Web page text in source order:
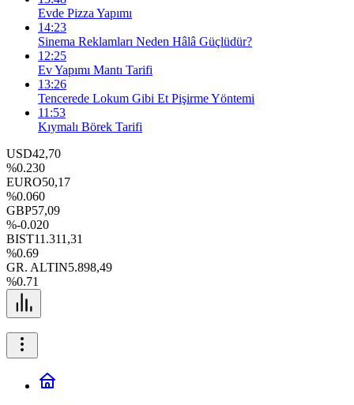
Evde Pizza Yapımı
14:23
Sinema Reklamları Neden Hâlâ Güçlüdür?
12:25
Ev Yapımı Mantı Tarifi
13:26
Tencerede Lokum Gibi Et Pişirme Yöntemi
11:53
Kıymalı Börek Tarifi
USD42,70
%0.230
EURO50,17
%0.060
GBP57,09
%-0.020
BIST11.311,31
%0.69
GR. ALTIN5.898,49
%0.71